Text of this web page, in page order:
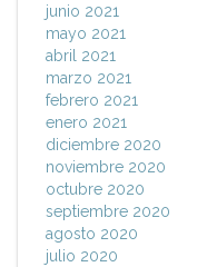
junio 2021
mayo 2021
abril 2021
marzo 2021
febrero 2021
enero 2021
diciembre 2020
noviembre 2020
octubre 2020
septiembre 2020
agosto 2020
julio 2020